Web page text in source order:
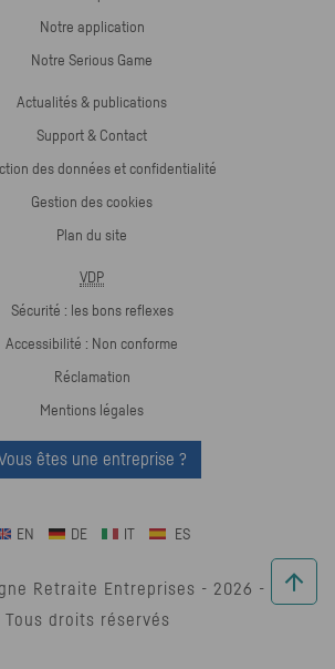
Notre application
Notre Serious Game
Actualités & publications
Support & Contact
des données et confidentialité
Gestion des cookies
Plan du site
VDP
Sécurité : les bons reflexes
Accessibilité : Non conforme
Réclamation
Mentions légales
êtes une entreprise ?
EN DE IT ES
Retraite Entreprises - 2026 -
Tous droits réservés